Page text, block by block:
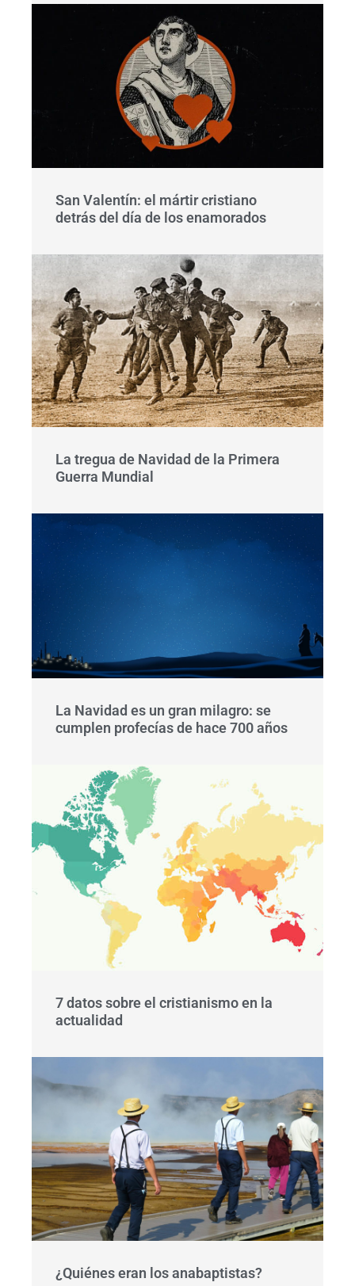
San Valentín: el mártir cristiano
detrás del día de los enamorados
La tregua de Navidad de la Primera
Guerra Mundial
La Navidad es un gran milagro: se
cumplen profecías de hace 700 años
7 datos sobre el cristianismo en la
actualidad
¿Quiénes eran los anabaptistas?